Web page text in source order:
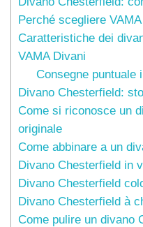
Perché scegliere
Caratteristiche dei
VAMA Divani
Consegne puntuale
Divano Chesterfield:
Come si riconosce un
originale
Come abbinare a un
Divano Chesterfield in
Divano Chesterfield
Divano Chesterfield à
Come pulire un divano